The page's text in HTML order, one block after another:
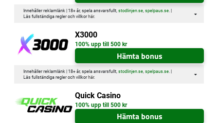
Innehåller reklamlänk | 18+ år, spela ansvarsfullt, stodlinjen.se, spelpaus.se. |
Läs fullständiga regler och villkor här.
X3000
100% upp till 500 kr
Hämta bonus
Innehåller reklamlänk | 18+ år, spela ansvarsfullt, stodlinjen.se, spelpaus.se. |
Läs fullständiga regler och villkor här.
Quick Casino
100% upp till 500 kr
Hämta bonus